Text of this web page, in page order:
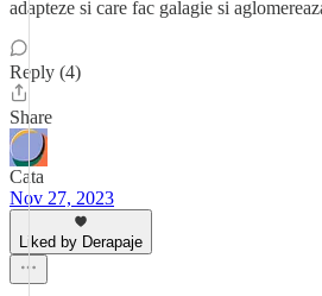
adapteze si care fac galagie si
Reply (4)
Share
Cata
Nov 27, 2023
Liked by Derapaje